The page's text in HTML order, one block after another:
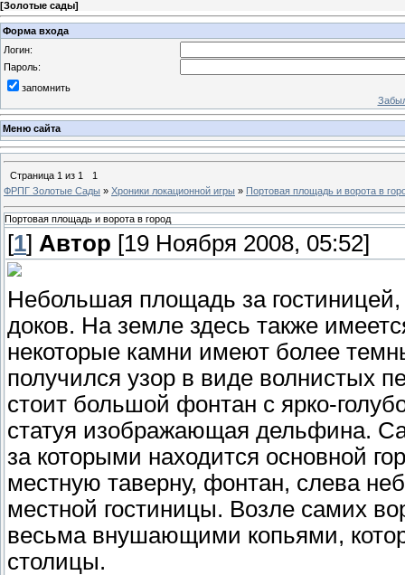
[Золотые сады]
Форма входа
Логин:
Пароль:
запомнить
Меню сайта
Страница 1 из 1
1
ФРПГ Золотые Сады » Хроники локационной игры » Портовая площадь и ворота в
Портовая площадь и ворота в город
[1] Автор [19 Ноября 2008, 05:52]
Небольшая площадь за
доков. На земле здесь также
некоторые камни имеют более
получился узор в виде волнистых
стоит большой фонтан с ярко-
статуя изображающая дельфина.
за которыми находится основной
местную таверну, фонтан, слева
местной гостиницы. Возле самих
весьма внушающими копьями,
столицы.